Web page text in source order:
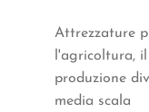
Attrezzature
l'agricoltura,
produzione
media scala